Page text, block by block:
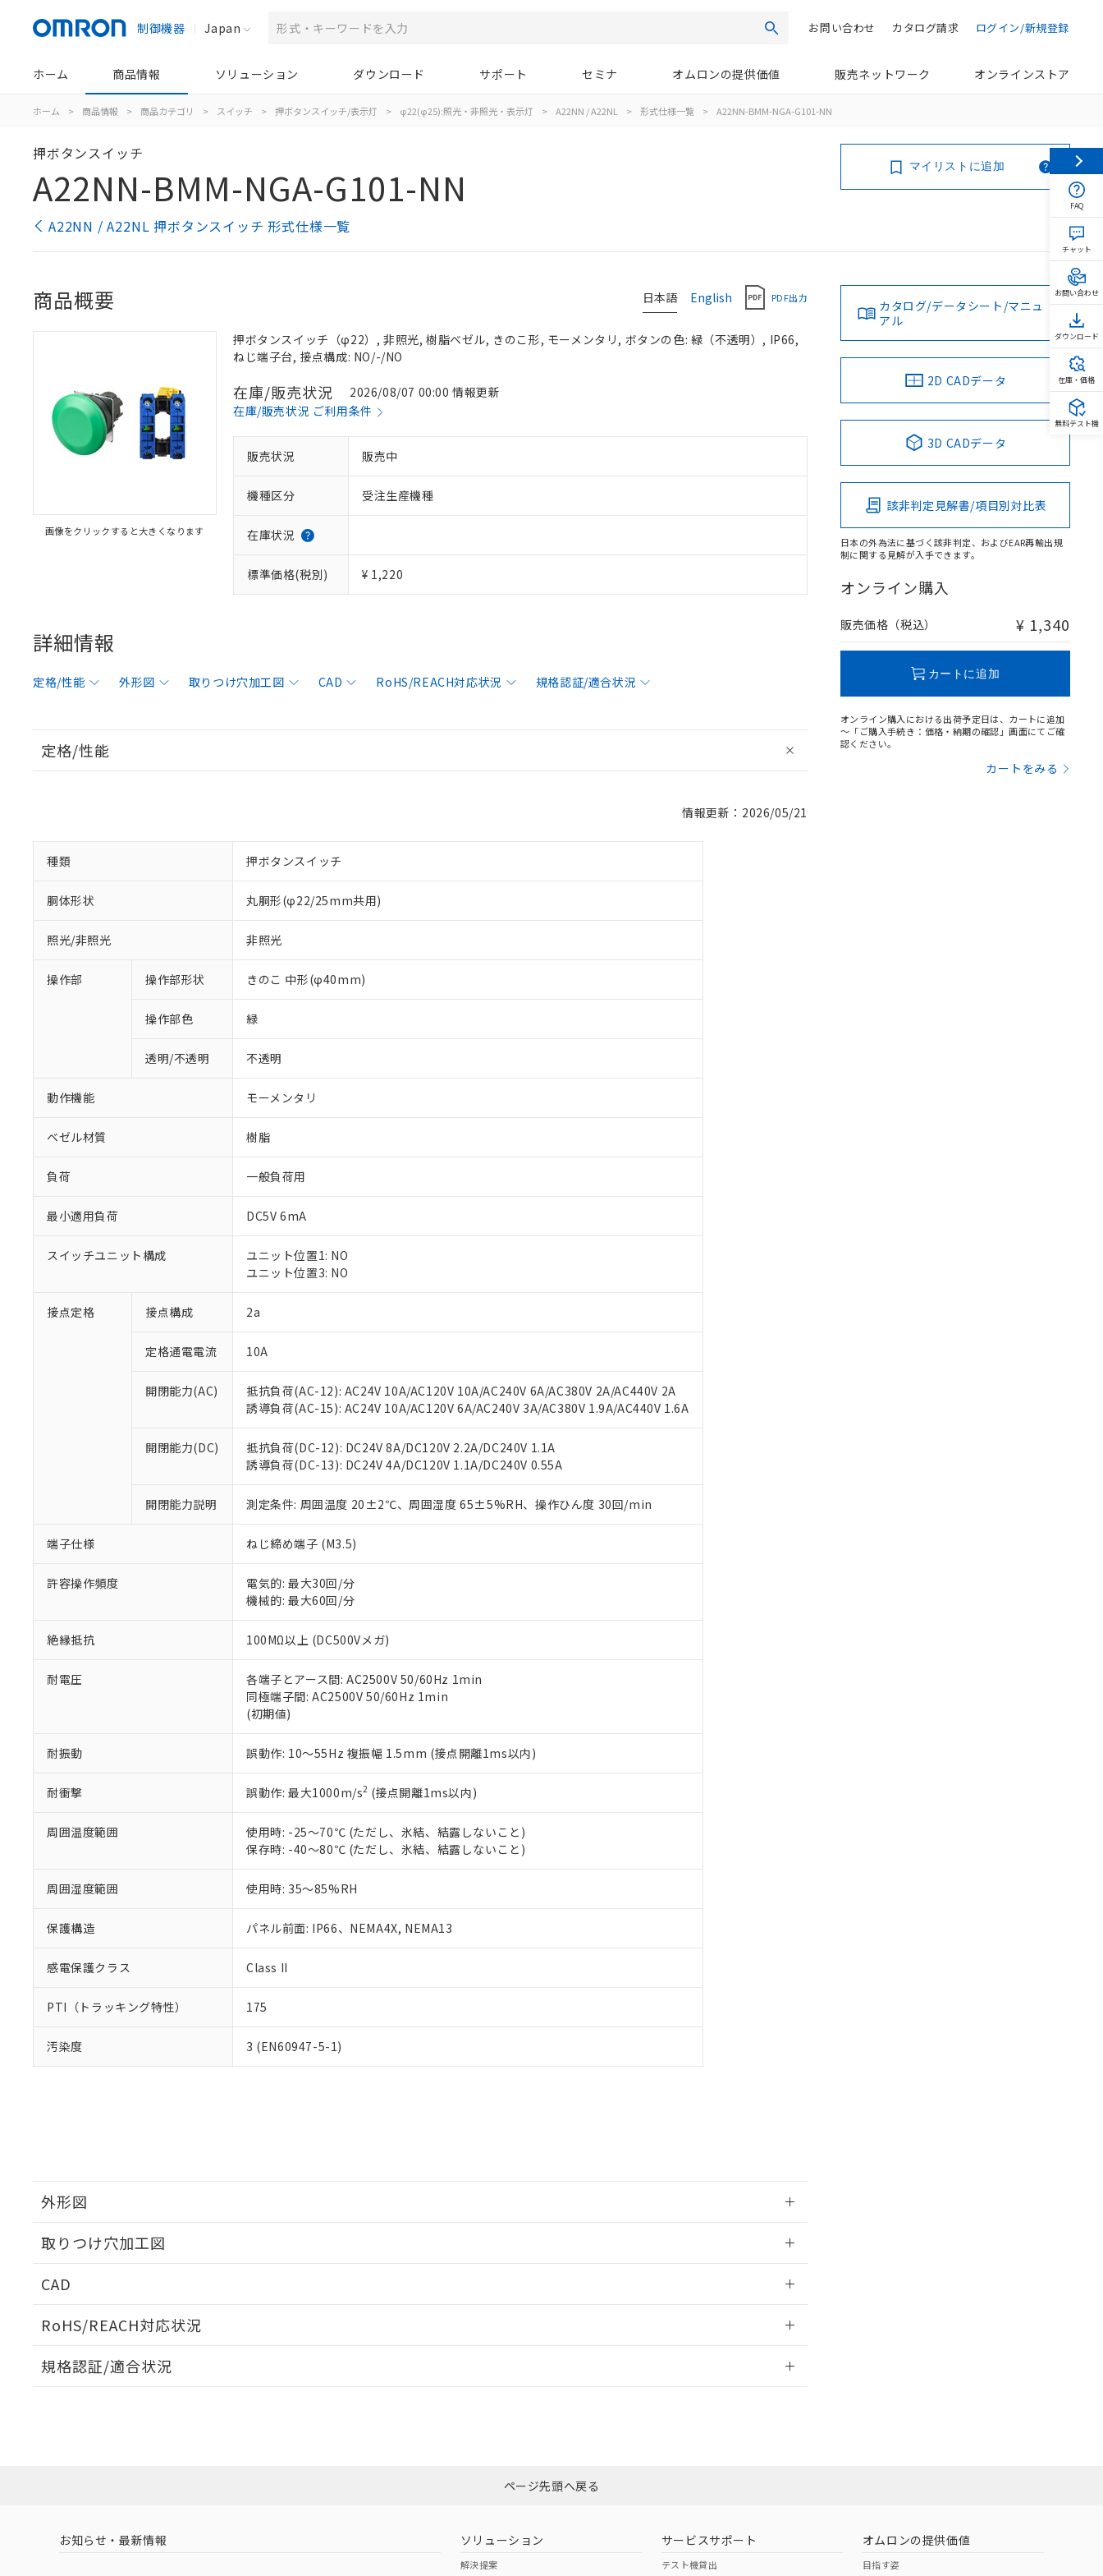
制御機器 Japan 検索 ログイン/新規登録
カタログ請求
お問い合わせ
ホーム 商品情報 ソリューション ダウンロード サポート セミナ オムロンの提供価値 販売ネットワーク オンラインストア
ホーム > 商品情報 > 商品カテゴリ > スイッチ > 押ボタンスイッチ/表示灯 > φ22(φ25):照光・非照光・表示灯 > A22NN / A22NL > 形式仕様一覧 > A22NN-BMM-NGA-G101-NN
押ボタンスイッチ
A22NN-BMM-NGA-G101-NN
A22NN / A22NL 押ボタンスイッチ 形式仕様一覧
マイリストに追加
日本語 English PDF出力
商品概要
画像をクリックすると大きくなります
押ボタンスイッチ（φ22）, 非照光, 樹脂ベゼル, きのこ形, モーメンタリ, ボタンの色: 緑（不透明）, IP66,
ねじ端子台, 接点構成: NO/-/NO
在庫/販売状況
2026/08/07 00:00 情報更新
在庫/販売状況 ご利用条件
販売状況 販売中
機種区分 受注生産機種
在庫状況
標準価格(税別) ¥ 1,220
詳細情報
定格/性能 外形図 取りつけ穴加工図 CAD RoHS/REACH対応状況 規格認証/適合状況
定格/性能
情報更新：2026/05/21
種類 押ボタンスイッチ
胴体形状 丸胴形(φ22/25mm共用)
照光/非照光 非照光
操作部 操作部形状 きのこ 中形(φ40mm)
操作部色 緑
透明/不透明 不透明
動作機能 モーメンタリ
ベゼル材質 樹脂
負荷 一般負荷用
最小適用負荷 DC5V 6mA
スイッチユニット構成
ユニット位置1: NO
ユニット位置3: NO
接点定格 接点構成 2a
定格通電電流 10A
開閉能力(AC)
抵抗負荷(AC-12): AC24V 10A/AC120V 10A/AC240V 6A/AC380V 2A/AC440V 2A
誘導負荷(AC-15): AC24V 10A/AC120V 6A/AC240V 3A/AC380V 1.9A/AC440V 1.6A
開閉能力(DC)
抵抗負荷(DC-12): DC24V 8A/DC120V 2.2A/DC240V 1.1A
誘導負荷(DC-13): DC24V 4A/DC120V 1.1A/DC240V 0.55A
開閉能力説明 測定条件: 周囲温度 20±2℃、周囲湿度 65±5%RH、操作ひん度 30回/min
端子仕様 ねじ締め端子 (M3.5)
許容操作頻度
電気的: 最大30回/分
機械的: 最大60回/分
絶縁抵抗 100MΩ以上 (DC500Vメガ)
耐電圧
各端子とアース間: AC2500V 50/60Hz 1min
同極端子間: AC2500V 50/60Hz 1min
(初期値)
耐振動 誤動作: 10～55Hz 複振幅 1.5mm (接点開離1ms以内)
耐衝撃 誤動作: 最大1000m/s2 (接点開離1ms以内)
周囲温度範囲
使用時: -25～70℃ (ただし、氷結、結露しないこと)
保存時: -40～80℃ (ただし、氷結、結露しないこと)
周囲湿度範囲 使用時: 35～85%RH
保護構造 パネル前面: IP66、NEMA4X, NEMA13
感電保護クラス Class II
PTI（トラッキング特性） 175
汚染度 3 (EN60947-5-1)
外形図
取りつけ穴加工図
CAD
RoHS/REACH対応状況
EU RoHS 注意事項・凡例
ダウンロードはこちら
中国 RoHS 注意事項・凡例
規格認証/適合状況
（イギリス
（ノルウェー
（日本
（アメリカ
カタログ/データシート/マニュ
アル
2D CADデータ
3D CADデータ
該非判定見解書/項目別対比表
日本の外為法に基づく該非判定、およびEAR再輸出規
制に関する見解が入手できます。
オンライン購入
販売価格（税込） ¥ 1,340
カートに追加
オンライン購入における出荷予定日は、カートに追加
～「ご購入手続き：価格・納期の確認」画面にてご確
認ください。
カートをみる
本サービスは、当社制御機器事業取扱商品の当社在庫状況および標準価格(税抜)を提供させていただ
くものです。
当社制御機器事業取扱商品の中には、本サービスの対象外となる商品もあることをご了承ください。
在庫状況および標準価格照会結果は、記載している更新日時点での社内データに基づき作成されるも
のであり、閲覧された時点での実際の在庫および標準価格とは異なる場合があることをご了承くださ
い。
正式な納期状況および標準価格はお客様のお取引先、またはお客様担当のオムロン制御機器販売店・
在庫状況および標準価格結果を当社の事前の承諾なく第三者に漏洩または開示しないようお願いしま
す。
マイパーツ機能（部品リスト作成サービス）をご利用いただくには、I-Webメンバーズにご登録され
ている必要があります。
お客様が当ウェブサイト上で当社にご登録された部品リストについて、当社および当社の共同利用者
が、当社の製品・サービスに関するお客様との取引・商談に必要な範囲で利用することをご了承くだ
※当社の共同利用者とは、 "個人情報の共同利用に関して"
いる法人を指します。
※1 対応状況
対応済み：EU RoHS指令（10物質）の非含有に対応した製品が提供可能な商品です。
対応予定：EU RoHS指令（10物質）の非含有に対応した製品に切り替える予定のある商品です。
対応予定なし：EU RoHS指令（10物質）の非含有に非対応の商品で、対応品を出す予定はありません。
仕入先様の事情により、非含有部品としていたものが、含有品と判明した場合などやむを得ず変更すること
があります。
*EU RoHS指令（10物質）：
鉛(Pb) 1000ppm以下、 水銀(Hg) 1000ppm以下、 カドミウム(Cd) 100ppm以下、
六価クロム(Cr(Ⅵ)) 1000ppm以下、ポリ臭化ビフェニル類(PBB) 1000ppm以下、ポリ臭化ジフェニルエーテル類(PBDE) 1000ppm以下、
フタル酸ビス(2-エチルヘキシル) (DEHP)(別名：DOP) 1000ppm以下、フタル酸ブチルベンジル（BBP） 1000ppm以下、フタル酸ジブチ
ル（DBP） 1000ppm以下、フタル酸ジイソブチル (DIBP) 1000ppm以下
但し、RoHS指令で産業用監視および制御機器に対する適用除外項目は除く。
フタル酸エステル類の４物質については閾値を超える意図的な使用がないことを確認しています。
部品在庫の切り替え状況などにより、予定月が前後することがあります。
※3 非含有証明書ダウンロード
下記の非含有証明書をダウンロードすることができます。
EU RoHS指令（10物質）の非含有証明書
51物質の非含有証明書（当社基準）
※本証明書は発行日時点で非含有を証明するもので、過去に遡って非含有を証明するものではありません。
混在することから備考欄に対応日を記載しておりました。
既に当社にて対応品への在庫切替を完了していることから、特段のことがない限り、2022年1月12日よ
り割愛しております。
※1 中国RoHS○×表
「○」：最大均質材料含有率が中国RoHSの基準値以下であることを示します。
「×」：最大均質材料含有率が中国RoHSの基準値を超えていることを示します。
「－」：未確認です。当社販売部門へお問い合わせください。
*中国RoHS10物質の基準値 (GB/T26572)：
Pb(鉛) :1000ppm、 Hg(水銀) : 1000ppm、 Cd(カドミウム) : 100ppm、
Cr(Ⅵ)(六価クロム) : 1000ppm、 PBBs(ポリ臭化ビフェニル類) : 1000ppm、 PBDEs(ポリ臭化ジフェニルエーテル類) : 1000ppm、
※2 環境保護使用期限
「10」：通常の使用状況下において有害物質が外部に漏えいし、環境に深刻な影響を及ぼさない年数を意
味します。
「－」：未確認です。当社販売部門へお問い合わせください。
当社は、これら貴社製品のうち、外国為替および外国貿易法に定める商品（以下｢規制貨物等」とい
う）を輸出または国外への提供する場合は、日本国政府の輸出許可(または役務取引許可)を取得する
などの必要な手続きをとります。
当社は規制貨物を破棄する場合は、完全に破砕するなど、違法に輸出されないよう必要な手段を講じ
ます。
当社は貴社製品を、核兵器、ミサイル、化学兵器、生物兵器またはその他武器並びにこれらの製造装
置等に一切使用いたしません。
また当社は、販売先および販売に係わる関係者が違法に輸出するおそれがある場合は、取り引きをい
たしません。
説明
一定数以上の在庫あり
在庫なし(最新の在庫状況については、お客様のお取引先、またはお客様担当のオムロン制御
受注生産機種、また在庫状況の情報を公開していない機種
ページ先頭へ戻る
お知らせ・最新情報 ソリューション
解決提案
サービスサポート
テスト機貸出
オムロンの提供価値
目指す姿
FAQ
チャット
お問い合わせ
ダウンロード
在庫・価格
無料テスト機